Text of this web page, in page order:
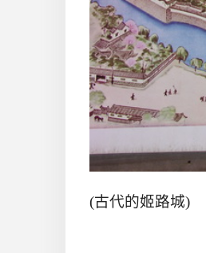
(古代的姬路城)